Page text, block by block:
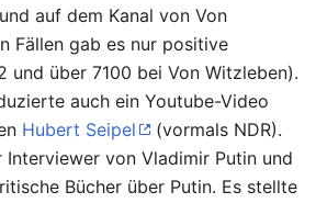
auf dem Kanal von Von
Fällen gab es nur positive
und über 7100 bei Von Witzleben).
auch ein Youtube-Video
Hubert Seipel
(vormals NDR).
Interviewer von Vladimir Putin und
Bücher über Putin. Es stellte